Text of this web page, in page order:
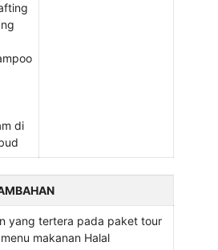
di
yang tertera pada paket tour
makanan Halal